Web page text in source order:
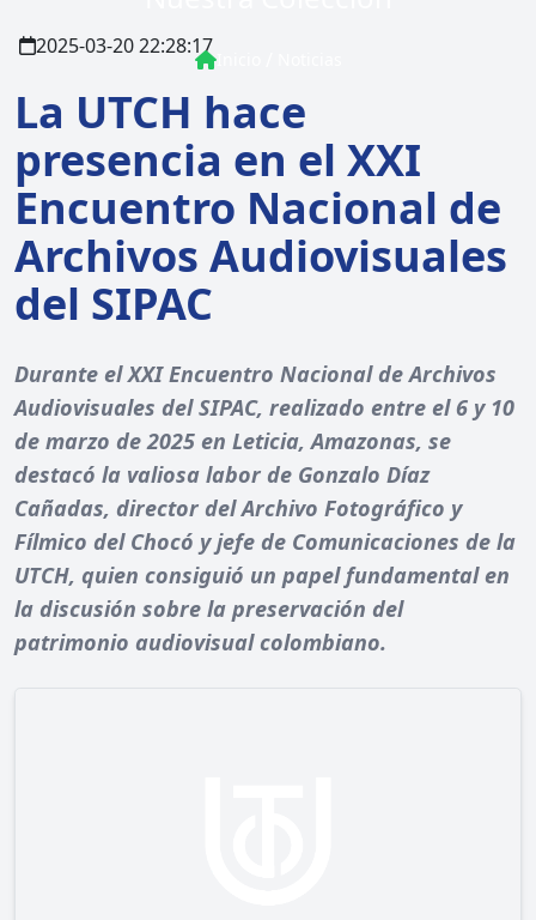
Inicio
2025-03-20 22:28:17
La UTCH hace
presencia en el XXI
Encuentro Nacional de
Archivos Audiovisuales
del SIPAC
Durante el XXI Encuentro Nacional de Archivos
Audiovisuales del SIPAC, realizado entre el 6 y 10
de marzo de 2025 en Leticia, Amazonas, se
destacó la valiosa labor de Gonzalo Díaz
Cañadas, director del Archivo Fotográfico y
Fílmico del Chocó y jefe de Comunicaciones de la
UTCH, quien consiguió un papel fundamental en
la discusión sobre la preservación del
patrimonio audiovisual colombiano.